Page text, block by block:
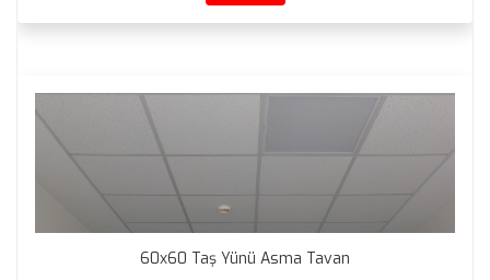
60x60 Taş Yünü Asma Tavan